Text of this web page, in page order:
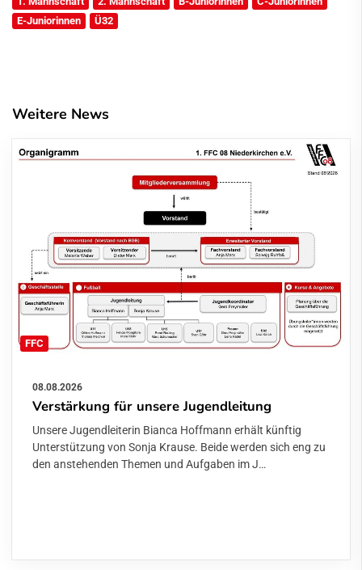
E-Juniorinnen
Ü32
Weitere News
FFC
08.08.2026
Verstärkung für unsere Jugendleitung
Unsere Jugendleiterin Bianca Hoffmann erhält künftig
Unterstützung von Sonja Krause. Beide werden sich eng zu
den anstehenden Themen und Aufgaben im J…